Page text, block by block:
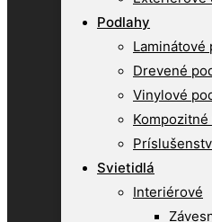
Podlahy
Laminátové
Drevené
Vinylové
Svietidlá
Interiérové